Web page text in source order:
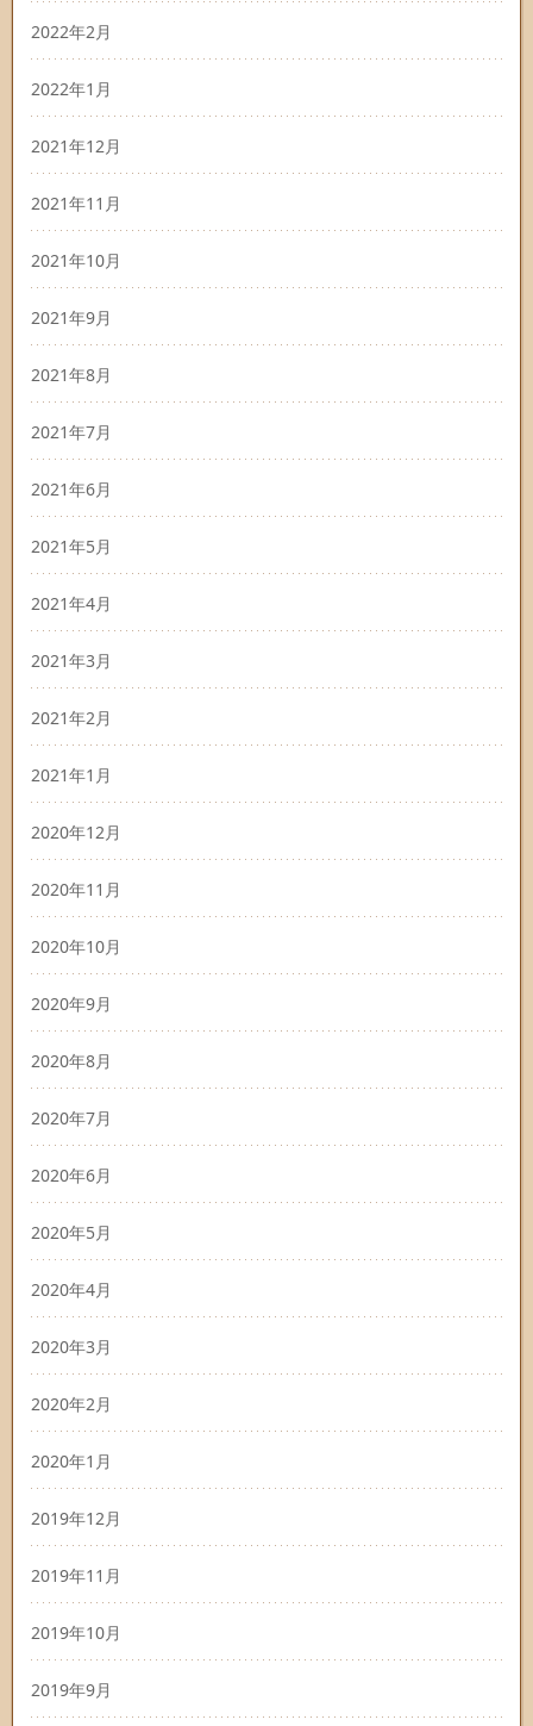
2022年2月
2022年1月
2021年12月
2021年11月
2021年10月
2021年9月
2021年8月
2021年7月
2021年6月
2021年5月
2021年4月
2021年3月
2021年2月
2021年1月
2020年12月
2020年11月
2020年10月
2020年9月
2020年8月
2020年7月
2020年6月
2020年5月
2020年4月
2020年3月
2020年2月
2020年1月
2019年12月
2019年11月
2019年10月
2019年9月